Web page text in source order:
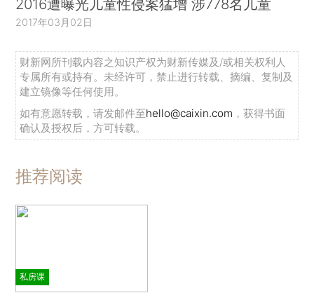
2016遭曝光儿童性侵案猛增 涉778名儿童
2017年03月02日
财新网所刊载内容之知识产权为财新传媒及/或相关权利人
专属所有或持有。未经许可，禁止进行转载、摘编、复制及
建立镜像等任何使用。
如有意愿转载，请发邮件至hello@caixin.com ，获得书面
确认及授权后，方可转载。
推荐阅读
私房课